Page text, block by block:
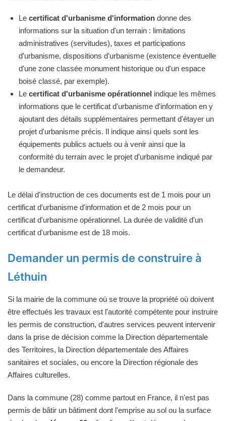
Le certificat d'urbanisme d'information donne des
informations sur la situation d'un terrain : limitations
administratives (servitudes), taxes et participations
d'urbanisme, dispositions d'urbanisme (existence éventuelle
d'une zone classée monument historique ou d'un espace
boisé classé, par exemple).
Le certificat d'urbanisme opérationnel indique les mêmes
informations que le certificat d'urbanisme d'information en y
ajoutant des détails supplémentaires permettant d'étayer un
projet d'urbanisme précis. Il indique ainsi quels sont les
équipements publics actuels ou à venir ainsi que la
conformité du terrain avec le projet d'urbanisme indiqué par
le demandeur.
Le délai d'instruction de ces documents est de 1 mois pour un
certificat d'urbanisme d'information et de 2 mois pour un
certificat d'urbanisme opérationnel. La durée de validité d'un
certificat d'urbanisme est de 18 mois.
Demander un permis de construire à
Léthuin
Si la mairie de la commune où se trouve la propriété où doivent
être effectués les travaux est l'autorité compétente pour instruire
les permis de construction, d'autres services peuvent intervenir
dans la prise de décision comme la Direction départementale
des Territoires, la Direction départementale des Affaires
sanitaires et sociales, ou encore la Direction régionale des
Affaires culturelles.
Dans la commune (28) comme partout en France, il n'est pas
permis de bâtir un bâtiment dont l'emprise au sol ou la surface